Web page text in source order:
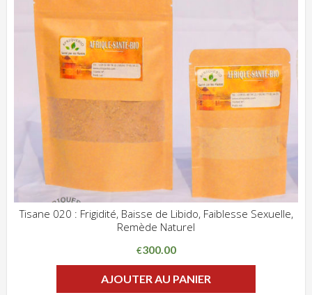
Tisane 020 : Frigidité, Baisse de Libido, Faiblesse Sexuelle,
Remède Naturel
€300.00
AJOUTER AU PANIER